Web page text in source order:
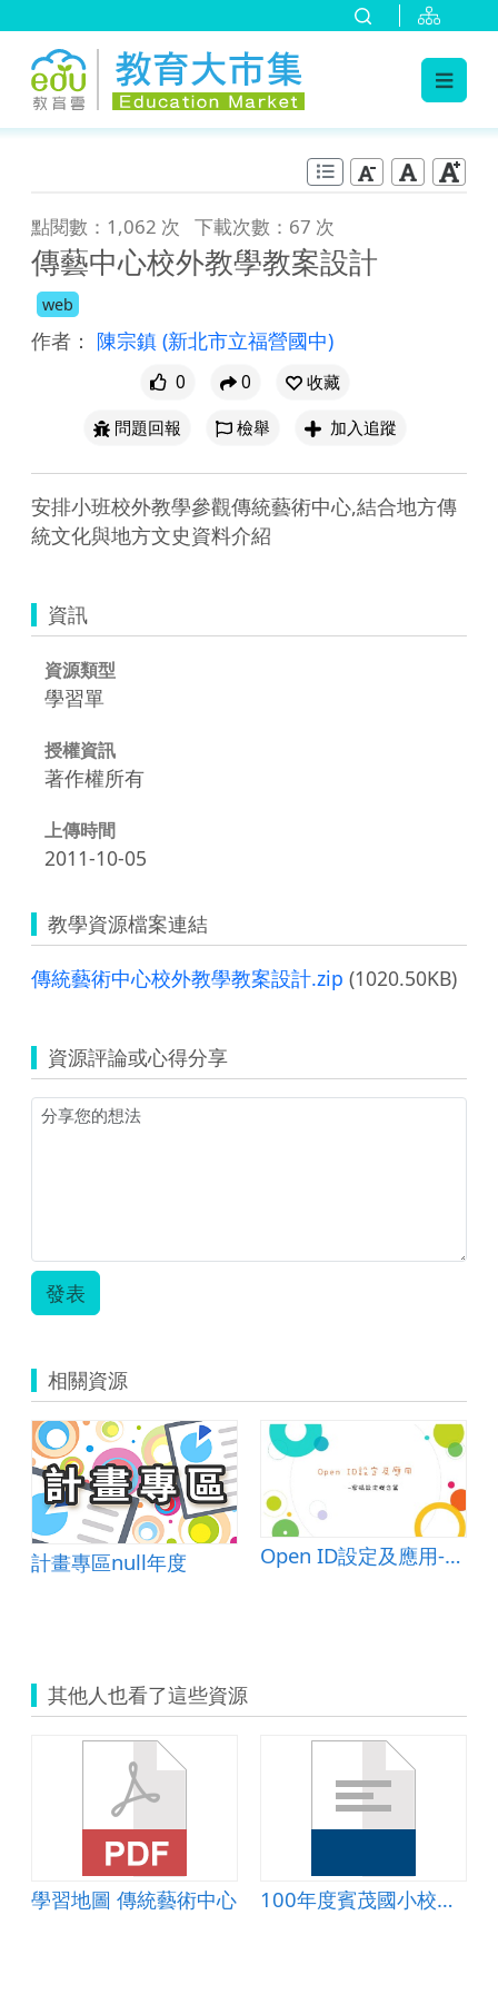
點閱數：1,062 次 下載次數：67 次
傳藝中心校外教學教案設計
web
作者： 陳宗鎮 (新北市立福營國中)
0 0
收藏
問題回報
檢舉 加入追蹤
安排小班校外教學參觀傳統藝術中心,結合地方傳
統文化與地方文史資料介紹
資訊
資源類型
學習單
授權資訊
著作權所有
上傳時間
2011-10-05
教學資源檔案連結
傳統藝術中心校外教學教案設計.zip (1020.50KB)
資源評論或心得分享
發表
相關資源
計畫專區null年度
Open ID設定及應用-密碼設定概念篇
其他人也看了這些資源
學習地圖 傳統藝術中心 100年度賓茂國小校外教學手冊